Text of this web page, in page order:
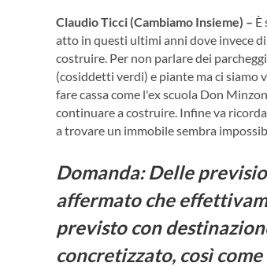
Claudio Ticci (Cambiamo Insieme) – È
atto in questi ultimi anni dove invece
costruire. Per non parlare dei
(cosiddetti verdi) e piante ma ci
fare cassa come l'ex scuola Don
continuare a costruire. Infine va
a trovare un immobile sembra
Domanda: Delle
affermato che
previsto con
concretizzato, così